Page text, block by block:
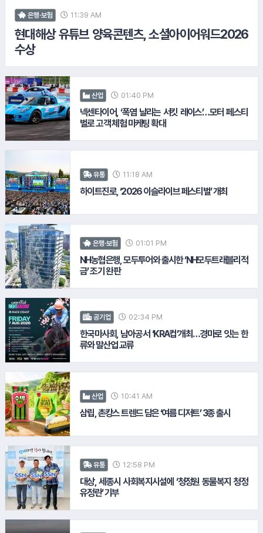
은행·보험 11:39 AM
현대해상 유튜브 양육콘텐츠, 소셜아이어워드2026
수상
산업 01:40 PM
넥센타이어, ‘폭염 날리는 서킷 레이스’…모터 페스티
벌로 고객 체험 마케팅 확대
유통 11:18 AM
하이트진로, ‘2026 이슬라이브 페스티벌’ 개최
은행·보험 01:01 PM
NH농협은행, 모두투어와 출시한 ‘NH모두트래블리적
금’ 조기 완판
공기업 02:34 PM
한국마사회, 남아공서 ‘KRA컵’개최…경마로 잇는 한
류와 말산업 교류
산업 10:41 AM
삼립, 촌캉스 트렌드 담은 ‘여름 디저트’ 3종 출시
유통 12:58 PM
대상, 세종시 사회복지시설에 ‘청정원 동물복지 청정
유정란’ 기부
10.
11.롯데웰푸드
#LH공사
#삼성증권
#대상
#코스콤
#하이트진로